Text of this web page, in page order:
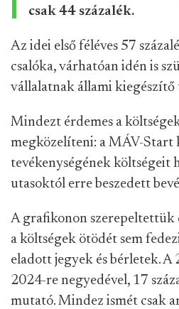
csak 44 százalék.
Az idei első féléves 57
csalóka, várhatóan idén is
vállalatnak állami kiegészítő
Mindezt érdemes a
megközelíteni: a MÁV-Start
tevékenységének költségeit
utasoktól erre beszedett
A grafikonon szerepeltettük
a költségek ötödét sem
eladott jegyek és bérletek. A
2024-re negyedével, 17
mutató. Mindez ismét csak